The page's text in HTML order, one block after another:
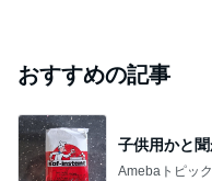
おすすめの記事
子供用かと
Amebaトピッ